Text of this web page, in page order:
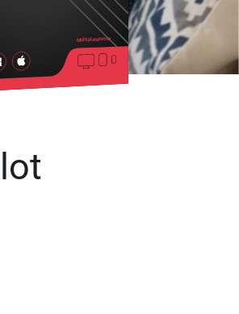
Multiplateforme